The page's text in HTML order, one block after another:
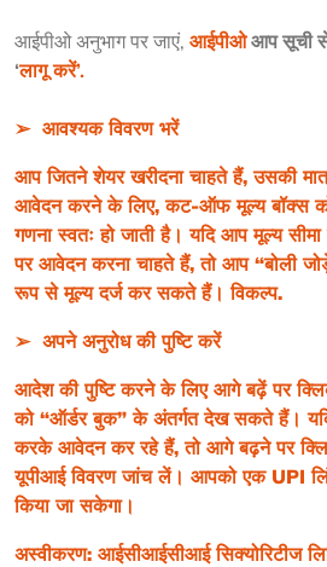
आईपीओ अनुभाग पर जाएं, आईपीओ आप सूची
‘लागू करें’.
➢ आवश्यक विवरण भरें
आप जितने शेयर खरीदना चाहते हैं, उसकी
आवेदन करने के लिए, कट-ऑफ मूल्य बॉक्स
गणना स्वतः हो जाती है। यदि आप मूल्य
पर आवेदन करना चाहते हैं, तो आप “बोली
रूप से मूल्य दर्ज कर सकते हैं। विकल्प.
➢ अपने अनुरोध की पुष्टि करें
आदेश की पुष्टि करने के लिए आगे बढ़ें पर
को “ऑर्डर बुक” के अंतर्गत देख सकते हैं।
करके आवेदन कर रहे हैं, तो आगे बढ़ने पर
यूपीआई विवरण जांच लें। आपको एक UPI
किया जा सकेगा।
अस्वीकरण: आईसीआईसीआई सिक्योरिटीज